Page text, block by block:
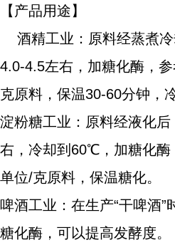
【产品用途】
酒精工业：原料经蒸煮
4.0-4.5左右，加糖化酶，
克原料，保温30-60分钟，
淀粉糖工业：原料经液化后
右，冷却到60℃，加糖化酶
单位/克原料，保温糖化。
啤酒工业：在生产“干啤酒”
糖化酶，可以提高发酵度。